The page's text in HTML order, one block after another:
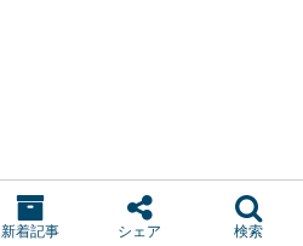
新着記事 シェア 検索